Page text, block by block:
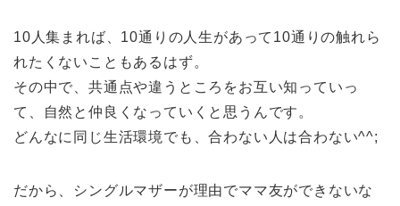
10人集まれば、10通りの人生があって10通りの触れら
れたくないこともあるはず。
その中で、共通点や違うところをお互い知っていっ
て、自然と仲良くなっていくと思うんです。
どんなに同じ生活環境でも、合わない人は合わない^^;
だから、シングルマザーが理由でママ友ができないな